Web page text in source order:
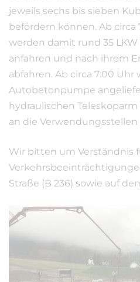
jeweils sechs bis sieben
befördern können. Ab circa
werden damit rund 35
anfahren und nach ihrem
abfahren. Ab circa 7:00 Uhr
Autobetonpumpe
hydraulischen
an die
Wir bitten um Verständnis
Straße (B 236) sowie auf